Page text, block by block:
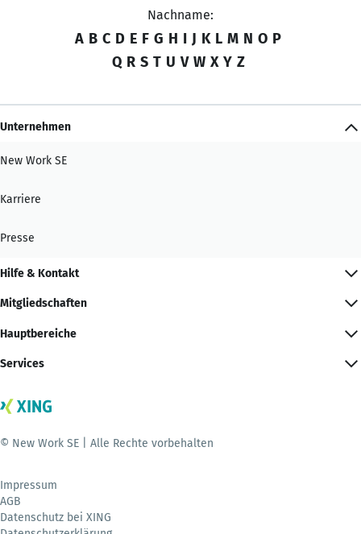
Nachname:
A B C D E F G H I J K L M N O P
Q R S T U V W X Y Z
Unternehmen
New Work SE
Karriere
Presse
Hilfe & Kontakt
Mitgliedschaften
Hauptbereiche
Services
© New Work SE | Alle Rechte vorbehalten
Impressum
AGB
Datenschutz bei XING